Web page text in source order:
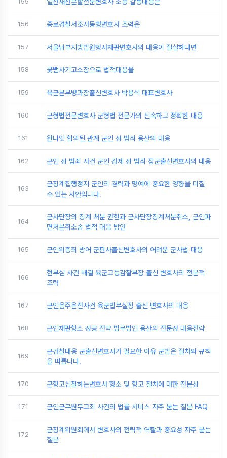
156 종로경찰서조사동행변호사 조력은
157 서울남부지방법원형사재판변호사의 대응이 절실하다면
158 꽃뱀사기고소장으로 법적대응을
159 육군본부병과장출신변호사 박용석 대표변호사
160 군형법전문변호사 군형법 전문가의 신속하고 정확한 대응
161 원나잇 합의된 관계 군인 성 범죄 용산의 대응
162 군인 성 범죄 사건 군인 강제 성 범죄 장군출신변호사의 대응
163
군징계집행정지 군인의 경력과 명예에 중요한 영향을 미칠
수 있는 사안입니다.
164
군사단장의 징계 처분 권한과 군사단장징계처분취소, 군인파
면처분취소송 법적 대응 방안
165 군인위증죄 방어 군판사출신변호사의 어려운 군사법 대응
166
현부심 사건 해결 육군고등감찰부장 출신 변호사의 전문적
조력
167 군인음주운전사건 육군법무실장 출신 변호사의 대응
168 군인재판항소 성공 전략 법무법인 용산의 전문성 대응전략
169
군검찰대응 군출신변호사가 필요한 이유 군법은 절차와 규칙
을 따릅니다.
170 군항고심잘하는변호사 항소 및 항고 절차에 대한 전문성
171 군인군무원무고죄 사건의 법률 서비스 자주 묻는 질문 FAQ
172
군징계위원회에서 변호사의 전략적 역할과 중요성 자주 묻는
질문